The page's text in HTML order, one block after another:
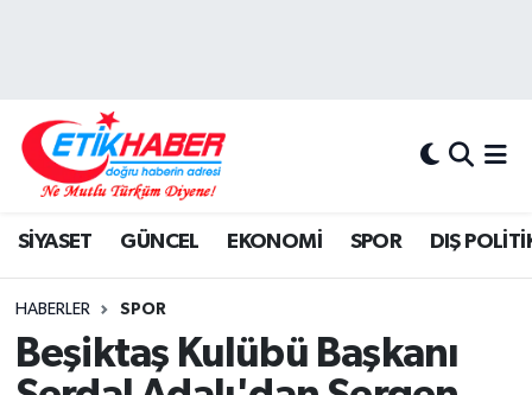
SİYASET GÜNCEL EKONOMİ SPOR DIŞ
HABERLER SPOR
Beşiktaş Kulübü Başkanı
DIŞ POLİTİKA
EKONOMİ
Hava Durumu
Süper Lig Puan Durumu ve Fikstür